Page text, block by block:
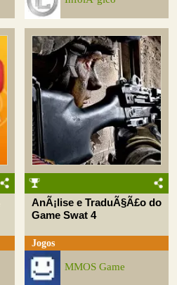
AnÃ¡lise e TraduÃ§Ã£o do
Game Swat 4
Jogos
MMOS Game